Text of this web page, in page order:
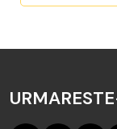
de vânzare în
actualizate